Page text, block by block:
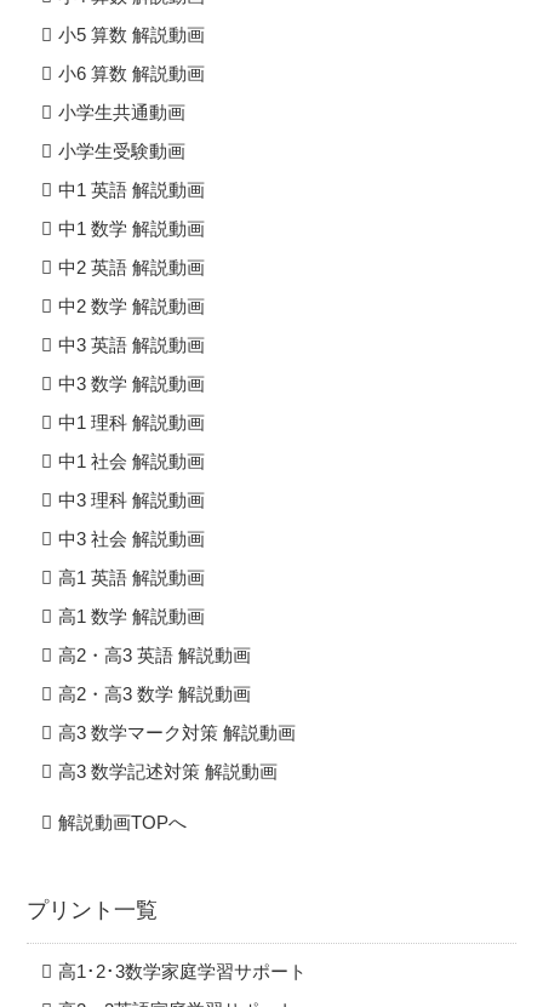
小5 算数 解説動画
小6 算数 解説動画
小学生共通動画
小学生受験動画
中1 英語 解説動画
中1 数学 解説動画
中2 英語 解説動画
中2 数学 解説動画
中3 英語 解説動画
中3 数学 解説動画
中1 理科 解説動画
中1 社会 解説動画
中3 理科 解説動画
中3 社会 解説動画
高1 英語 解説動画
高1 数学 解説動画
高2・高3 英語 解説動画
高2・高3 数学 解説動画
高3 数学マーク対策 解説動画
高3 数学記述対策 解説動画
解説動画TOPへ
プリント一覧
高1･2･3数学家庭学習サポート